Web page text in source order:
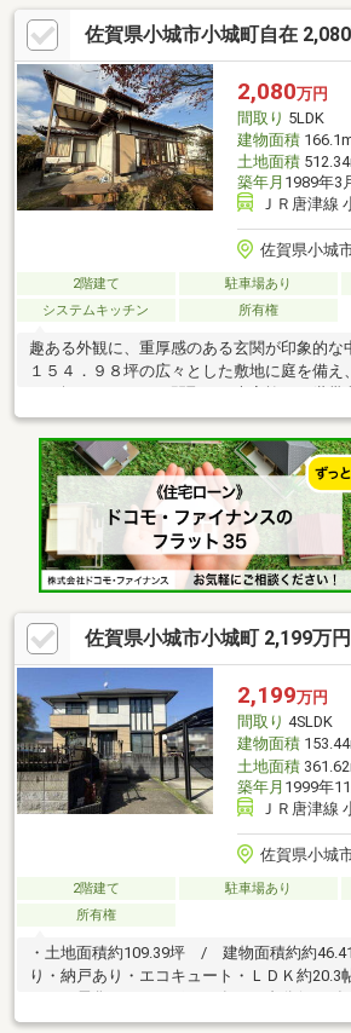
ださい
佐賀県小城市小城町自在
2,080万円
間取り 5LDK
建物面積
土地面積
築年月 1989年3
ＪＲ唐津線
佐賀県小城
2階建て 駐車場あり
システムキッチン
所有権
趣ある外観に、重厚感のある玄関が印象的な
１５４．９８坪の広々とした敷地に庭を備え
いです。■建築基準法第２２条区域、倉庫あ
佐賀県小城市小城町 2,199万
2,199万円
間取り 4SLDK
建物面積
土地面積
築年月 1999年
ＪＲ唐津線
佐賀県小城
2階建て 駐車場あり
所有権
・土地面積約109.39坪 / 建物面積約約
り・納戸あり・エコキュート・ＬＤＫ約20.3
よる）【リフォーム履歴】2019年10月 キッ